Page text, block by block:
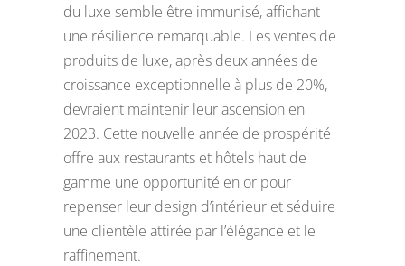
du luxe semble être immunisé, affichant
une résilience remarquable. Les ventes de
produits de luxe, après deux années de
croissance exceptionnelle à plus de 20%,
devraient maintenir leur ascension en
2023. Cette nouvelle année de prospérité
offre aux restaurants et hôtels haut de
gamme une opportunité en or pour
repenser leur design d’intérieur et séduire
une clientèle attirée par l’élégance et le
raffinement.